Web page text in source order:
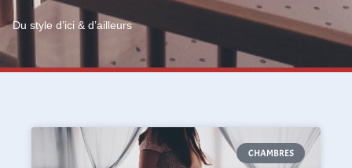
Du style d’ici & d’ailleurs
CHAMBRES